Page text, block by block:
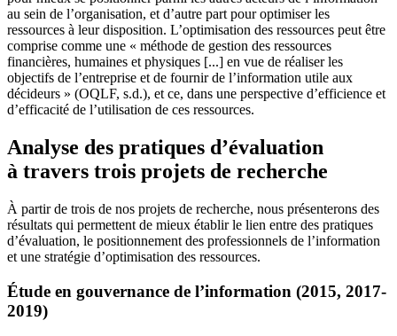
au sein de l’organisation, et d’autre part pour optimiser les
ressources à leur disposition. L’optimisation des ressources peut être
comprise comme une « méthode de gestion des ressources
financières, humaines et physiques [...] en vue de réaliser les
objectifs de l’entreprise et de fournir de l’information utile aux
décideurs » (OQLF, s.d.), et ce, dans une perspective d’efficience et
d’efficacité de l’utilisation de ces ressources.
Analyse des pratiques d’évaluation
à travers trois projets de recherche
À partir de trois de nos projets de recherche, nous présenterons des
résultats qui permettent de mieux établir le lien entre des pratiques
d’évaluation, le positionnement des professionnels de l’information
et une stratégie d’optimisation des ressources.
Étude en gouvernance de l’information (2015, 2017-
2019)